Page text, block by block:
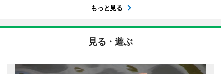
もっと見る
見る・遊ぶ